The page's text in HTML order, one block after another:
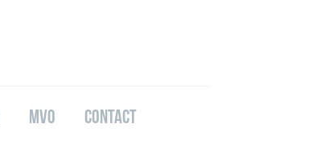
MVO Contact